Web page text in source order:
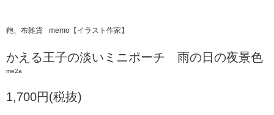
鞄、布雑貨 memo【イラスト作家】
かえる王子の淡いミニポーチ 雨の日の夜景色
me2a
1,700円(税抜)